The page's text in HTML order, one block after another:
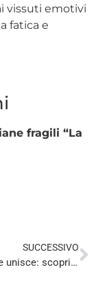
vissuti emotivi
fatica e
fragili “La
SUCCESSIVO
L’energia che unisce: scopri le Comunità Energetiche